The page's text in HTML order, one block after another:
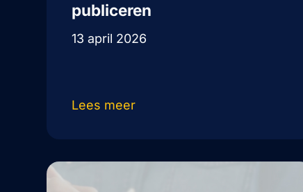
publiceren
13 april 2026
Lees meer